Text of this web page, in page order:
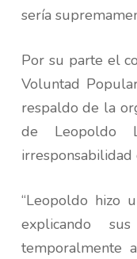
sería
Por su parte el
Voluntad
respaldo de la
de Leopoldo
irresponsabilidad
“Leopoldo hizo
explicando
temporalmente